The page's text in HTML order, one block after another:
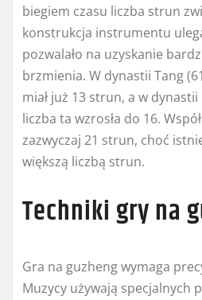
biegiem czasu liczba strun
konstrukcja instrumentu
pozwalało na uzyskanie
brzmienia. W dynastii Tang
miał już 13 strun, a w
liczba ta wzrosła do 16.
zazwyczaj 21 strun, choć
większą liczbą strun.
Techniki gry na
Gra na guzheng wymaga
Muzycy używają specjalnych